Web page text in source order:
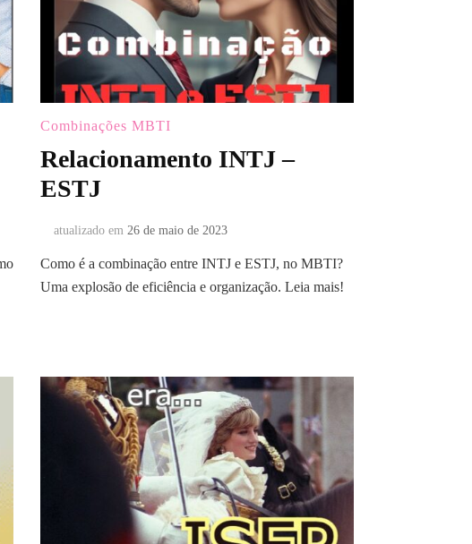
Combinações MBTI
Relacionamento INTJ –
ESTJ
atualizado em 26 de maio de 2023
Como é a combinação entre INTJ e ESTJ, no MBTI?
Uma explosão de eficiência e organização. Leia mais!